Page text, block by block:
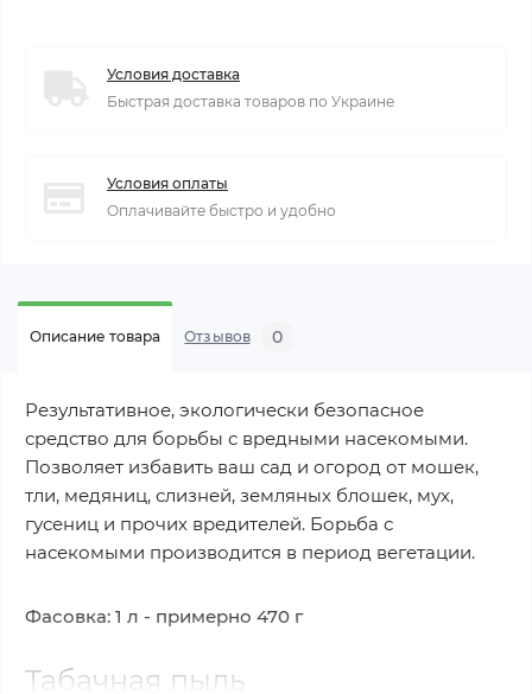
Условия доставка
Быстрая доставка товаров по Украине
Условия оплаты
Оплачивайте быстро и удобно
Описание товара Отзывов 0
Результативное, экологически безопасное
средство для борьбы с вредными насекомыми.
Позволяет избавить ваш сад и огород от мошек,
тли, медяниц, слизней, земляных блошек, мух,
гусениц и прочих вредителей. Борьба с
насекомыми производится в период вегетации.
Фасовка: 1 л - примерно 470 г
Табачная пыль